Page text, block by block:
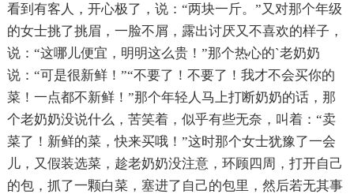
看到有客人，开心极了，说：“两块一斤。”又对那个年级
的女士挑了挑眉，一脸不屑，露出讨厌又不喜欢的样子，
说：“这哪儿便宜，明明这么贵！”那个热心的`老奶奶
说：“可是很新鲜！”“不要了！不要了！我才不会买你的
菜！一点都不新鲜！”那个年轻人马上打断奶奶的话，那
个老奶奶没说什么，苦笑着，似乎有些无奈，叫着：“卖
菜了！新鲜的菜，快来买哦！”这时那个女士犹豫了一会
儿，又假装选菜，趁老奶奶没注意，环顾四周，打开自己
的包，抓了一颗白菜，塞进了自己的包里，然后若无其事